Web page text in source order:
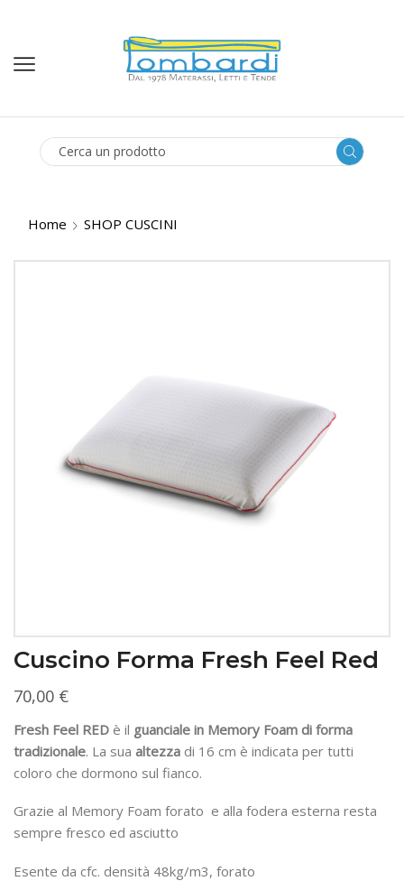
Home SHOP CUSCINI
Cuscino Forma Fresh Feel Red
70,00 €
Fresh Feel RED è il guanciale in Memory Foam di forma
tradizionale. La sua altezza di 16 cm è indicata per tutti
coloro che dormono sul fianco.
Grazie al Memory Foam forato e alla fodera esterna resta
sempre fresco ed asciutto
Esente da cfc. densità 48kg/m3, forato